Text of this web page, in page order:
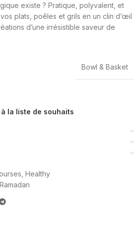
existe ? Pratique, polyvalent, et
plats, poêles et grils en un clin d’œil
d’une irrésistible saveur de
Bowl & Basket
la liste de souhaits
Healthy
Ramadan